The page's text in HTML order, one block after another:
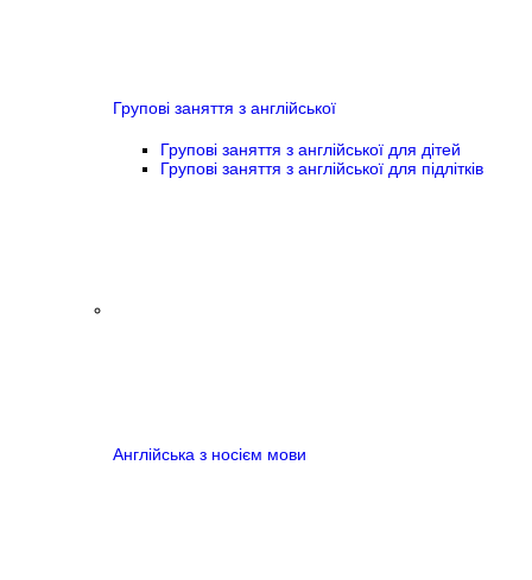
Групові заняття з англійської
Групові заняття з англійської для дітей
Групові заняття з англійської для підлітків
Англійська з носієм мови